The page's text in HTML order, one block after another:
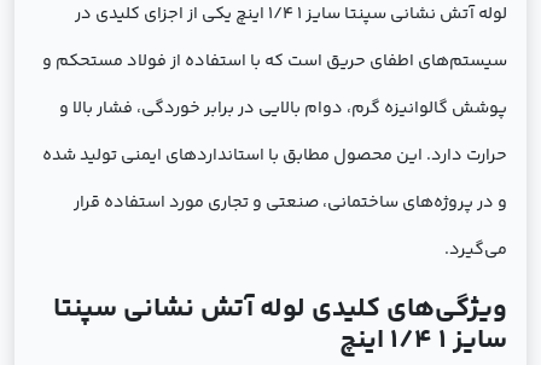
لوله آتش نشانی سپنتا سایز 1 1/4 اینچ یکی از اجزای کلیدی در
سیستم‌های اطفای حریق است که با استفاده از فولاد مستحکم و
پوشش گالوانیزه گرم، دوام بالایی در برابر خوردگی، فشار بالا و
حرارت دارد. این محصول مطابق با استانداردهای ایمنی تولید شده
و در پروژه‌های ساختمانی، صنعتی و تجاری مورد استفاده قرار
می‌گیرد.
ویژگی‌های کلیدی لوله آتش نشانی سپنتا
سایز 1 1/4 اینچ